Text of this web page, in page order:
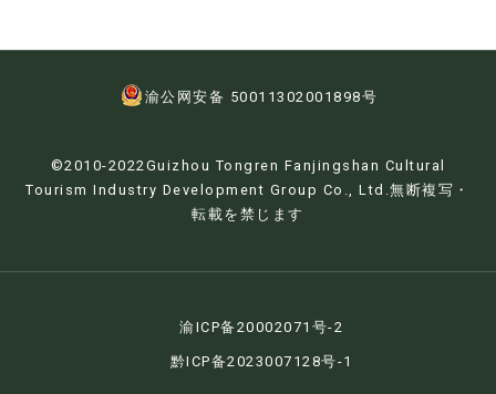
渝公网安备 50011302001898号
©2010-2022Guizhou Tongren Fanjingshan Cultural
Tourism Industry Development Group Co., Ltd.無断複写・
転載を禁じます
渝ICP备20002071号-2
黔ICP备2023007128号-1